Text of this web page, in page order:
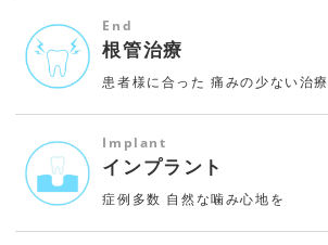
End
根管治療
患者様に合った 痛みの少ない治療
Implant
インプラント
症例多数 自然な噛み心地を